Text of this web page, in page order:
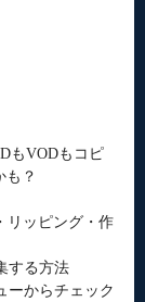
もVODもコピ
も？
リッピング・作
する方法
ーからチェック